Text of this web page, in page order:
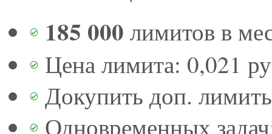
185 000 лимитов в
Цена лимита: 0,021
Докупить доп.
Одновременных